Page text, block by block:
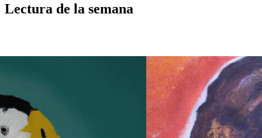
Lectura de la semana